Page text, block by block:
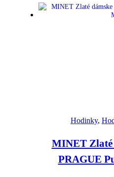
Hodinky,
MINET Zlaté
PRAGUE